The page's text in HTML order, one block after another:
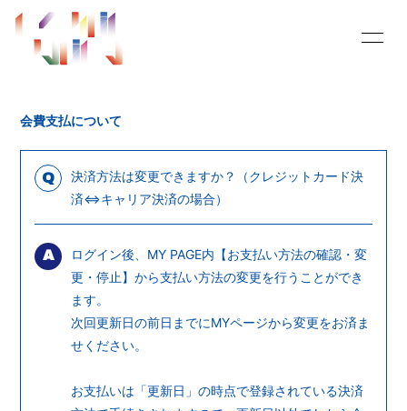
SCHEDULE
RADIO BLOG
Q&A SHOPPING PANDA
buy in my mind
会費支払について
Q
決済方法は変更できますか？（クレジットカード決
済⇔キャリア決済の場合）
A
ログイン後、MY PAGE内【お支払い方法の確認・変
更・停止】から支払い方法の変更を行うことができ
ます。
次回更新日の前日までにMYページから変更をお済ま
せください。
お支払いは「更新日」の時点で登録されている決済